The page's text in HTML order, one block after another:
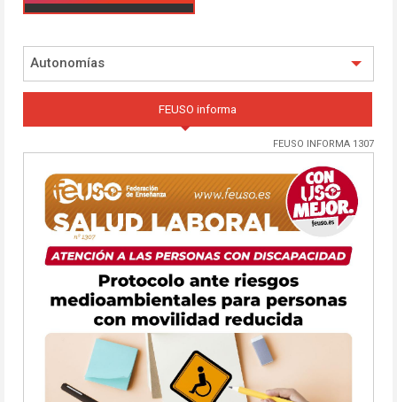
Autonomías
FEUSO informa
FEUSO INFORMA 1307